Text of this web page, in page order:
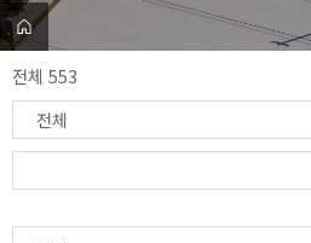
전체 553